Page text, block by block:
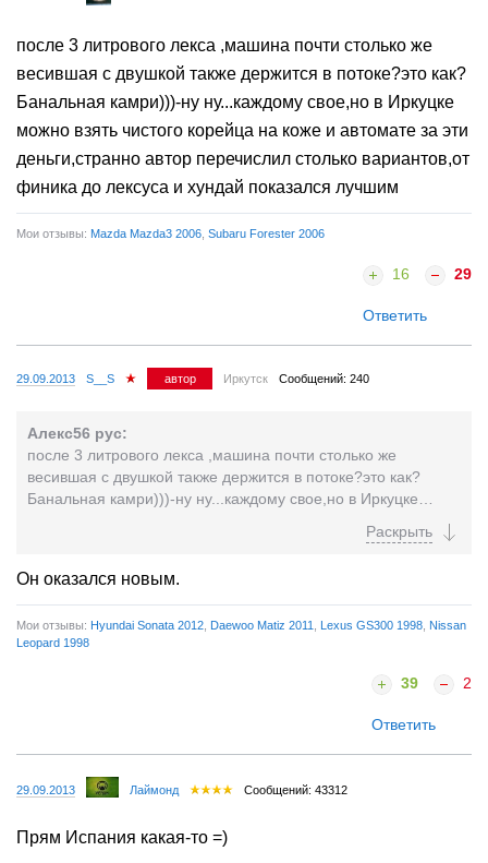
после 3 литрового лекса ,машина почти столько же
весившая с двушкой также держится в потоке?это как?
Банальная камри)))-ну ну...каждому свое,но в Иркуцке
можно взять чистого корейца на коже и автомате за эти
деньги,странно автор перечислил столько вариантов,от
финика до лексуса и хундай показался лучшим
Мои отзывы: Mazda Mazda3 2006 Subaru Forester 2006
16 29
Ответить
29.09.2013 S__S автор Иркутск Сообщений: 240
Алекс56 рус:
после 3 литрового лекса ,машина почти столько же
весившая с двушкой также держится в потоке?это как?
Банальная камри)))-ну ну...каждому свое,но в Иркуцке
деньги,странно автор перечислил столько вариантов,от
Он оказался новым.
Мои отзывы: Hyundai Sonata 2012 Daewoo Matiz 2011 Lexus GS300 1998 Nissan
Leopard 1998
39 2
Ответить
29.09.2013 Лаймонд Сообщений: 43312
Прям Испания какая-то =)